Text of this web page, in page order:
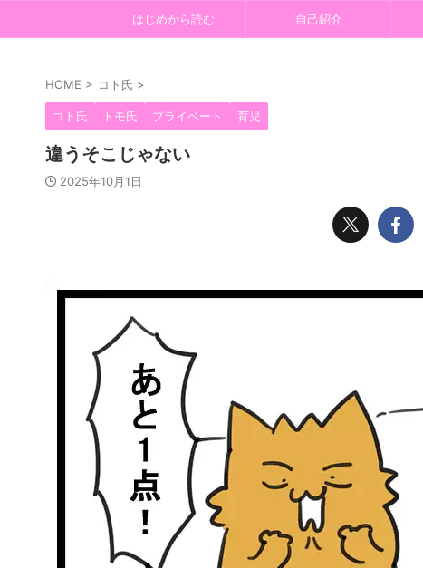
はじめから読む 自己紹介
HOME > コト氏 >
コト氏 トモ氏 プライベート 育児
違うそこじゃない
2025年10月1日